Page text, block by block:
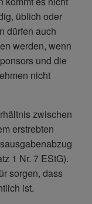
üblich oder
dürfen auch
werden, wenn
und die
nicht
zwischen
erstrebten
1 Nr. 7 EStG).
sorgen, dass
ist.